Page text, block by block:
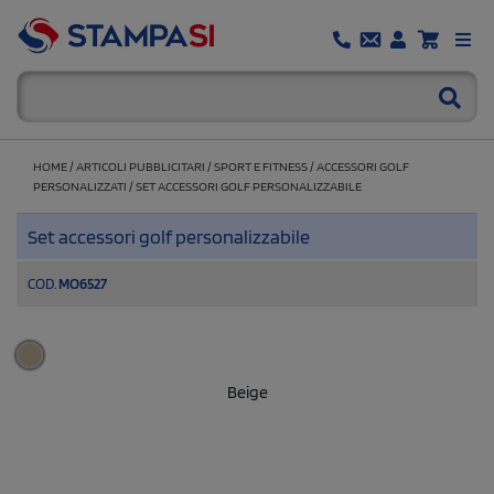
HOME /ARTICOLI PUBBLICITARI /SPORT E FITNESS /ACCESSORI GOLF
PERSONALIZZATI /SET ACCESSORI GOLF PERSONALIZZABILE
Set accessori golf personalizzabile
COD. MO6527
Beige